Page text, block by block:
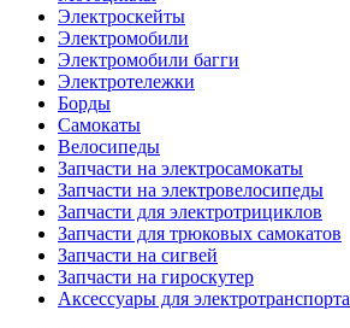
Электроскейты
Электромобили
Электромобили багги
Электротележки
Борды
Самокаты
Велосипеды
Запчасти на электросамокаты
Запчасти на электровелосипеды
Запчасти для электротрициклов
Запчасти для трюковых самокатов
Запчасти на сигвей
Запчасти на гироскутер
Аксессуары для электротранспорта